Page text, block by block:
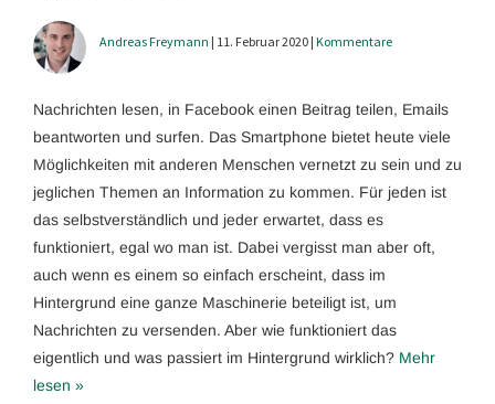
Andreas Freymann | 11. Februar 2020 | Kommentare
Nachrichten lesen, in Facebook einen Beitrag teilen, Emails
beantworten und surfen. Das Smartphone bietet heute viele
Möglichkeiten mit anderen Menschen vernetzt zu sein und zu
jeglichen Themen an Information zu kommen. Für jeden ist
das selbstverständlich und jeder erwartet, dass es
funktioniert, egal wo man ist. Dabei vergisst man aber oft,
auch wenn es einem so einfach erscheint, dass im
Hintergrund eine ganze Maschinerie beteiligt ist, um
Nachrichten zu versenden. Aber wie funktioniert das
eigentlich und was passiert im Hintergrund wirklich? Mehr
lesen »